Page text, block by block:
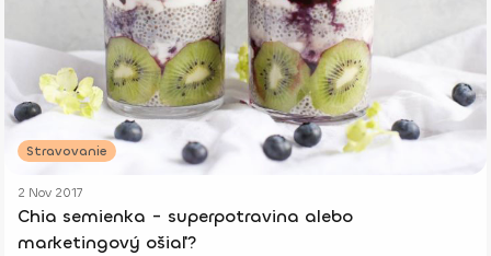
Stravovanie
2 Nov 2017
Chia semienka - superpotravina alebo
marketingový ošiaľ?